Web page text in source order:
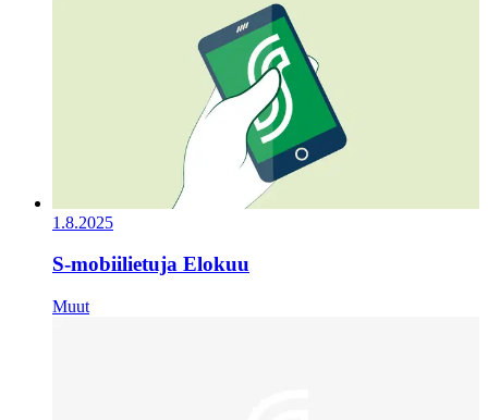
1.8.2025
S-mobiilietuja Elokuu
Muut